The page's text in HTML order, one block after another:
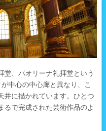
堂、パオリーナ礼拝堂という
中心の中心廊と異なり、こ
井に描かれています。ひとつ
るで完成された芸術作品のよ